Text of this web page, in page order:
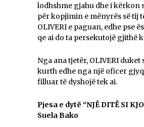
lodhshme gjahu dhe i kёrkon
pёr kopjimin e mёnyrёs së tij
OLIVERI e paguan, edhe pse
qe ai do ta persekutojё gjithё
Nga ana tjetёr, OLIVERI duket
kurth edhe nga njё oficer
filluar të dyshojё tek ai.
Pjesa e dytë “NJË DITË SI
Suela Bako